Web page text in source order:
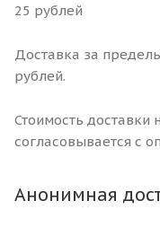
25 рублей
Доставка за
рублей.
Стоимость доставки
согласовывается с
Анонимная